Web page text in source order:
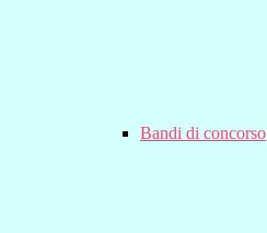
Bandi di concorso